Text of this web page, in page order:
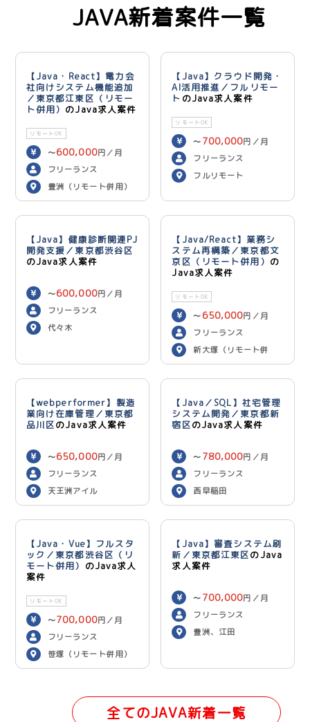
JAVA新着案件一覧
【Java・React】電力会
社向けシステム機能追加
／東京都江東区（リモー
ト併用） のJava求人案件
リモートOK
〜600,000円／月
フリーランス
豊洲（リモート併用）
【Java】クラウド開発・
AI活用推進／フルリモー
ト のJava求人案件
リモートOK
〜 700,000円／月
フリーランス
フルリモート
【Java】健康診断関連PJ
開発支援／東京都渋谷区
のJava求人案件
〜600,000円／月
フリーランス
代々木
【Java/React】業務シ
ステム再構築／東京都文
京区（リモート併用） の
Java求人案件
リモートOK
〜 650,000円／月
フリーランス
新大塚（リモート併
用）
【webperformer】製造
業向け在庫管理／東京都
品川区のJava求人案件
〜650,000円／月
フリーランス
天王洲アイル
【Java／SQL】社宅管理
システム開発／東京都新
宿区のJava求人案件
〜 780,000円／月
フリーランス
西早稲田
【Java・Vue】フルスタ
ック／東京都渋谷区（リ
モート併用） のJava求人
案件
リモートOK
〜700,000円／月
フリーランス
笹塚（リモート併用）
【Java】審査システム刷
新／東京都江東区のJava
求人案件
〜 700,000円／月
フリーランス
豊洲、江田
全てのJAVA新着一覧